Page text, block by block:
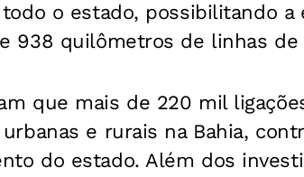
o estado, possibilitando a
938 quilômetros de linhas de
que mais de 220 mil
e rurais na Bahia,
do estado. Além dos